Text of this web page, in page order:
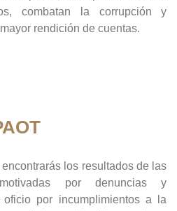
combatan la corrupción y
rendición de cuentas.
los resultados de las
por denuncias y
oficio por incumplimientos a la